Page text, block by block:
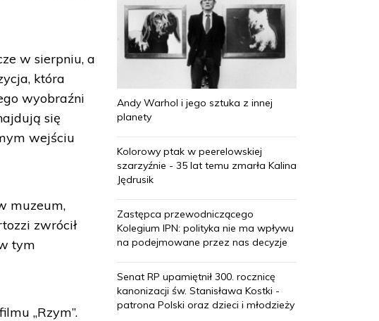
w sierpniu, a
która
wyobraźni
się
wejściu
muzeum,
zwrócił
tym
„Rzym”.
Andy Warhol i jego sztuka z innej
planety
Kolorowy ptak w peerelowskiej
szarzyźnie - 35 lat temu zmarła Kalina
Jędrusik
Zastępca przewodniczącego
Kolegium IPN: polityka nie ma wpływu
na podejmowane przez nas decyzje
Senat RP upamiętnił 300. rocznicę
kanonizacji św. Stanisława Kostki -
patrona Polski oraz dzieci i młodzieży